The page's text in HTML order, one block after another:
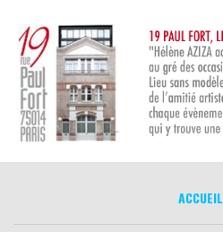
contenu
ACCUEIL